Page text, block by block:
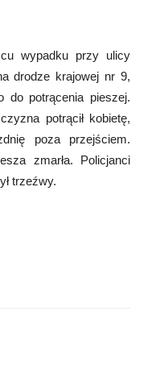
wypadku przy ulicy
drodze krajowej nr 9,
do potrącenia pieszej.
potrącił kobietę,
poza przejściem.
zmarła. Policjanci
trzeźwy.